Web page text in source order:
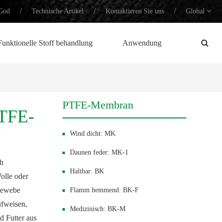
/ Technische Artikel / Kontaktieren Sie uns / Global
Stoff behandlung Anwendung
oder
Futter aus
PTFE-Membran
Wind dicht: MK
Daunen feder: MK-1
Haltbar: BK
Flamm hemmend: BK-F
Medizinisch: BK-M